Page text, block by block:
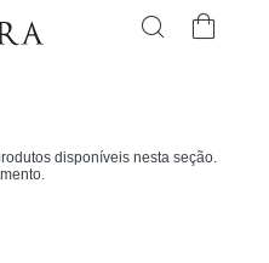
disponíveis nesta seção.